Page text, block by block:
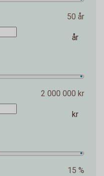
50 år
år
2 000 000 kr
kr
15 %